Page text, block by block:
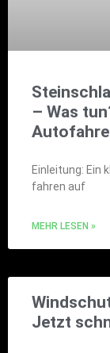
– Was
Einleitung: Ein
fahren auf
MEHR LESEN »
Jetzt